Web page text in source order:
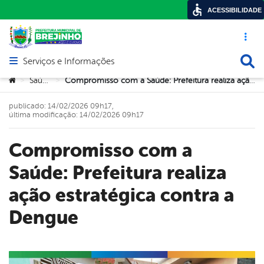
Acesso
Abrir menu principal de navegação
Serviços e Informações
Você está aqui:
> Saúde > Compromisso com a Saúde: Prefeitura realiza ação estratégica contra a Dengue
Compromisso com a
Saúde: Prefeitura realiza
ação estratégica contra a
Dengue
publicado: 14/02/2026 09h17,
última modificação: 14/02/2026 09h17
ACESSIBILIDADE